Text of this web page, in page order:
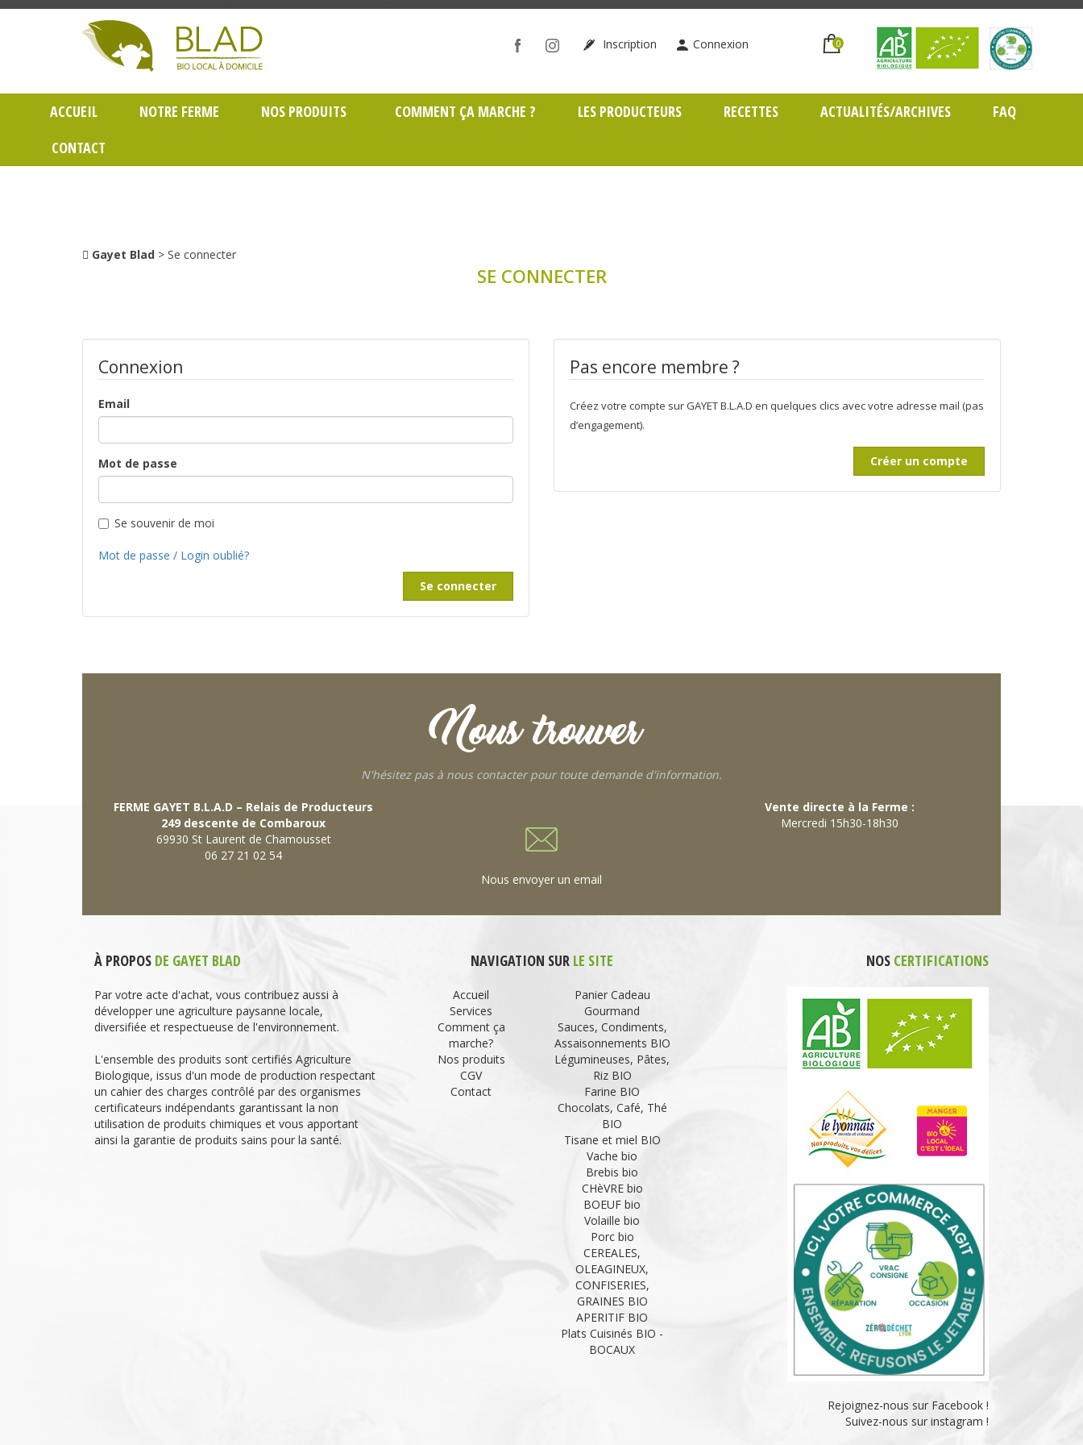
Inscription Connexion 0
ACCUEIL NOTRE FERME NOS PRODUITS COMMENT ÇA MARCHE ? LES PRODUCTEURS RECETTES ACTUALITÉS/ARCHIVES
FAQ
CONTACT
Gayet Blad > Se connecter
SE CONNECTER
Connexion
Email
Mot de passe
Se souvenir de moi
Mot de passe / Login oublié?
Se connecter
Pas encore membre ?
Créez votre compte sur GAYET B.L.A.D en quelques clics avec votre adresse mail (pas
d’engagement).
Créer un compte
Nous trouver
N'hésitez pas à nous contacter pour toute demande d'information.
FERME GAYET B.L.A.D – Relais de Producteurs
249 descente de Combaroux
69930 St Laurent de Chamousset
06 27 21 02 54
Nous envoyer un email
Vente directe à la Ferme :
Mercredi 15h30-18h30
À PROPOS DE GAYET BLAD
Par votre acte d'achat, vous contribuez aussi à
développer une agriculture paysanne locale,
diversifiée et respectueuse de l'environnement.
L'ensemble des produits sont certifiés Agriculture
Biologique, issus d'un mode de production respectant
un cahier des charges contrôlé par des organismes
certificateurs indépendants garantissant la non
utilisation de produits chimiques et vous apportant
ainsi la garantie de produits sains pour la santé.
NAVIGATION SUR LE SITE
Accueil
Services
Comment ça
marche?
Nos produits
CGV
Contact
Panier Cadeau
Gourmand
Sauces, Condiments,
Assaisonnements BIO
Légumineuses, Pâtes,
Riz BIO
Farine BIO
Chocolats, Café, Thé
BIO
Tisane et miel BIO
Vache bio
Brebis bio
CHèVRE bio
BOEUF bio
Volaille bio
Porc bio
CEREALES,
OLEAGINEUX,
CONFISERIES,
GRAINES BIO
APERITIF BIO
Plats Cuisinés BIO -
BOCAUX
NOS CERTIFICATIONS
Rejoignez-nous sur Facebook !
Suivez-nous sur instagram !